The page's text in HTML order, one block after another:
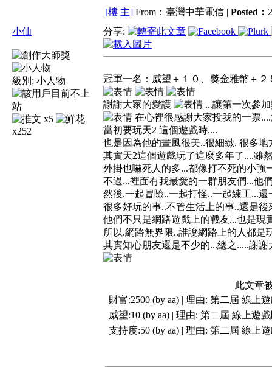
[樓 主] From：臺灣中華電信 | Posted：
小仙
級別: 小人物
x5
x252
分享:
冠軍一名：威望＋１０、獎金雅幣＋
謝謝大家的愛護
...讓第一次參
在心裡很感謝大家投我的一票
當初要玩天2 這個遊戲時....
也是因為他的畫風很美..很細緻. 很多
其實天2這個遊戲玩了這麼多年了....雖
外掛也嚇死人的多...都像打不死的小強
不過...裡面有我最愛的一群朋友們...他
然後.一起冒險..一起打怪..一起練工...
很多好玩的事..不管生活上的事..還是
他們不只是網路遊戲上的戰友...也是現
所以.網路無界限..誰說網路上的人都是
其實知心朋友還是不少的...總之.....謝
此文章
財富:2500 (by aa) | 理由: 第二屆 線上
威望:10 (by aa) | 理由: 第二屆 線上遊
支持度:50 (by aa) | 理由: 第二屆 線上